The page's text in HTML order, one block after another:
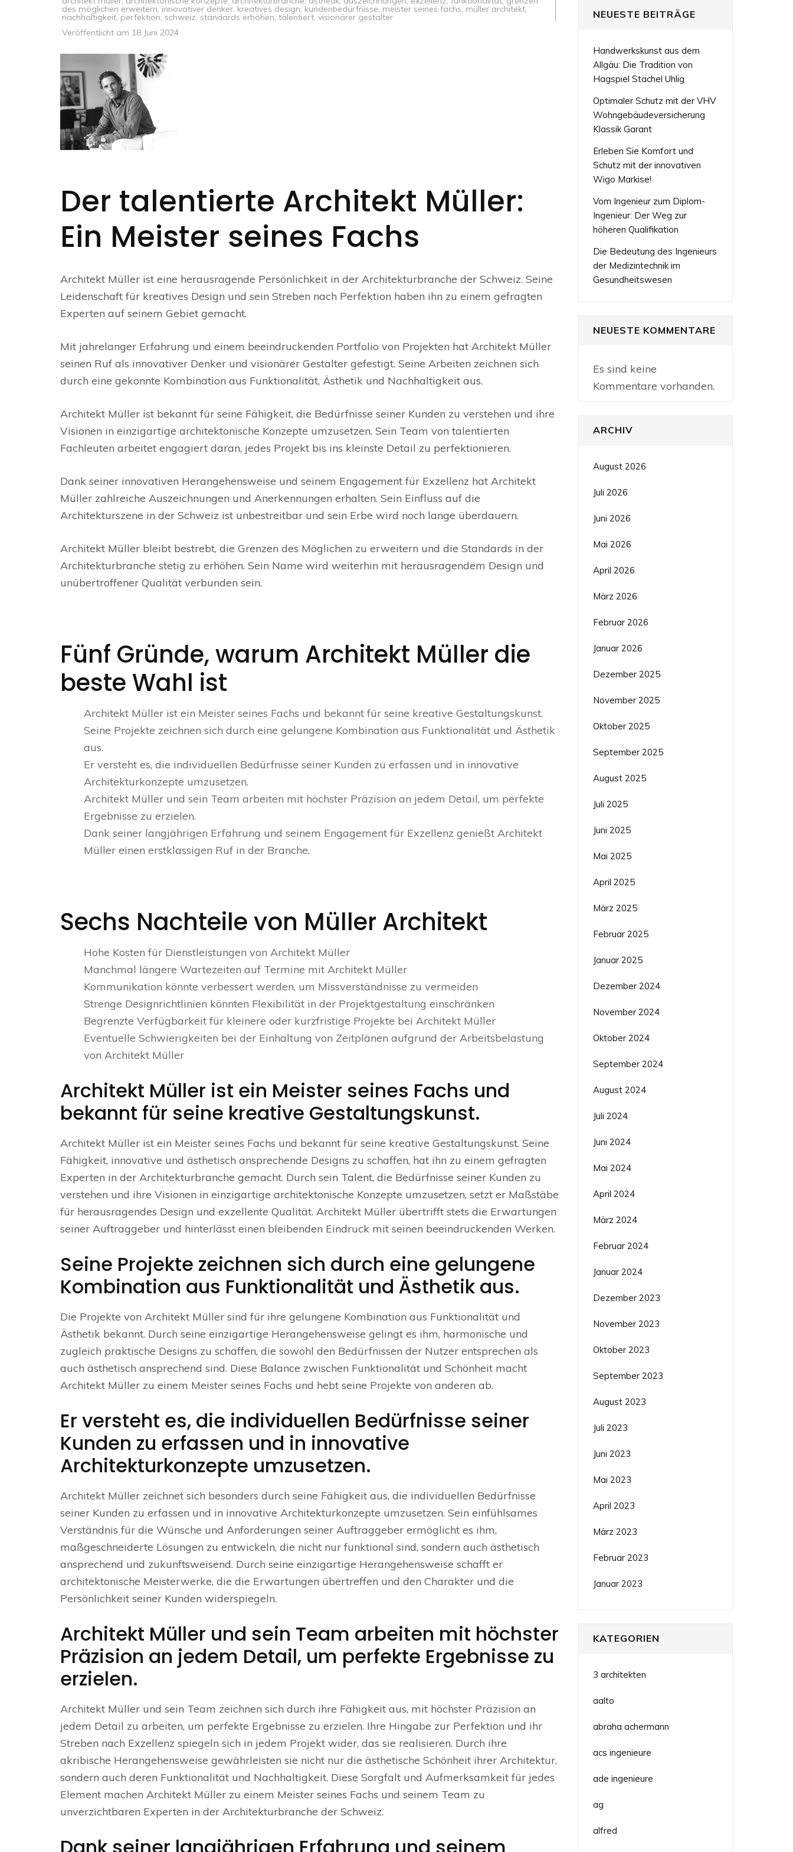
des möglichen erweitern, innovativer denker, kreatives design, kundenbedürfnisse, meister seines fachs, müller architekt,
nachhaltigkeit, perfektion, schweiz, standards erhöhen, talentiert, visionärer gestalter
Veröffentlicht am 18 Juni 2024
Der talentierte Architekt Müller:
Ein Meister seines Fachs
Architekt Müller ist eine herausragende Persönlichkeit in der Architekturbranche der Schweiz. Seine
Leidenschaft für kreatives Design und sein Streben nach Perfektion haben ihn zu einem gefragten
Experten auf seinem Gebiet gemacht.
Mit jahrelanger Erfahrung und einem beeindruckenden Portfolio von Projekten hat Architekt Müller
seinen Ruf als innovativer Denker und visionärer Gestalter gefestigt. Seine Arbeiten zeichnen sich
durch eine gekonnte Kombination aus Funktionalität, Ästhetik und Nachhaltigkeit aus.
Architekt Müller ist bekannt für seine Fähigkeit, die Bedürfnisse seiner Kunden zu verstehen und ihre
Visionen in einzigartige architektonische Konzepte umzusetzen. Sein Team von talentierten
Fachleuten arbeitet engagiert daran, jedes Projekt bis ins kleinste Detail zu perfektionieren.
Dank seiner innovativen Herangehensweise und seinem Engagement für Exzellenz hat Architekt
Müller zahlreiche Auszeichnungen und Anerkennungen erhalten. Sein Einfluss auf die
Architekturszene in der Schweiz ist unbestreitbar und sein Erbe wird noch lange überdauern.
Architekt Müller bleibt bestrebt, die Grenzen des Möglichen zu erweitern und die Standards in der
Architekturbranche stetig zu erhöhen. Sein Name wird weiterhin mit herausragendem Design und
unübertroffener Qualität verbunden sein.
Fünf Gründe, warum Architekt Müller die
beste Wahl ist
Architekt Müller ist ein Meister seines Fachs und bekannt für seine kreative Gestaltungskunst.
Seine Projekte zeichnen sich durch eine gelungene Kombination aus Funktionalität und Ästhetik
aus.
Er versteht es, die individuellen Bedürfnisse seiner Kunden zu erfassen und in innovative
Architekturkonzepte umzusetzen.
Architekt Müller und sein Team arbeiten mit höchster Präzision an jedem Detail, um perfekte
Ergebnisse zu erzielen.
Dank seiner langjährigen Erfahrung und seinem Engagement für Exzellenz genießt Architekt
Müller einen erstklassigen Ruf in der Branche.
Sechs Nachteile von Müller Architekt
Hohe Kosten für Dienstleistungen von Architekt Müller
Manchmal längere Wartezeiten auf Termine mit Architekt Müller
Kommunikation könnte verbessert werden, um Missverständnisse zu vermeiden
Strenge Designrichtlinien könnten Flexibilität in der Projektgestaltung einschränken
Begrenzte Verfügbarkeit für kleinere oder kurzfristige Projekte bei Architekt Müller
Eventuelle Schwierigkeiten bei der Einhaltung von Zeitplänen aufgrund der Arbeitsbelastung
von Architekt Müller
Architekt Müller ist ein Meister seines Fachs und
bekannt für seine kreative Gestaltungskunst.
Architekt Müller ist ein Meister seines Fachs und bekannt für seine kreative Gestaltungskunst. Seine
Fähigkeit, innovative und ästhetisch ansprechende Designs zu schaffen, hat ihn zu einem gefragten
Experten in der Architekturbranche gemacht. Durch sein Talent, die Bedürfnisse seiner Kunden zu
verstehen und ihre Visionen in einzigartige architektonische Konzepte umzusetzen, setzt er Maßstäbe
für herausragendes Design und exzellente Qualität. Architekt Müller übertrifft stets die Erwartungen
seiner Auftraggeber und hinterlässt einen bleibenden Eindruck mit seinen beeindruckenden Werken.
Seine Projekte zeichnen sich durch eine gelungene
Kombination aus Funktionalität und Ästhetik aus.
Die Projekte von Architekt Müller sind für ihre gelungene Kombination aus Funktionalität und
Ästhetik bekannt. Durch seine einzigartige Herangehensweise gelingt es ihm, harmonische und
zugleich praktische Designs zu schaffen, die sowohl den Bedürfnissen der Nutzer entsprechen als
auch ästhetisch ansprechend sind. Diese Balance zwischen Funktionalität und Schönheit macht
Architekt Müller zu einem Meister seines Fachs und hebt seine Projekte von anderen ab.
Er versteht es, die individuellen Bedürfnisse seiner
Kunden zu erfassen und in innovative
Architekturkonzepte umzusetzen.
Architekt Müller zeichnet sich besonders durch seine Fähigkeit aus, die individuellen Bedürfnisse
seiner Kunden zu erfassen und in innovative Architekturkonzepte umzusetzen. Sein einfühlsames
Verständnis für die Wünsche und Anforderungen seiner Auftraggeber ermöglicht es ihm,
maßgeschneiderte Lösungen zu entwickeln, die nicht nur funktional sind, sondern auch ästhetisch
ansprechend und zukunftsweisend. Durch seine einzigartige Herangehensweise schafft er
architektonische Meisterwerke, die die Erwartungen übertreffen und den Charakter und die
Persönlichkeit seiner Kunden widerspiegeln.
Architekt Müller und sein Team arbeiten mit höchster
Präzision an jedem Detail, um perfekte Ergebnisse zu
erzielen.
Architekt Müller und sein Team zeichnen sich durch ihre Fähigkeit aus, mit höchster Präzision an
jedem Detail zu arbeiten, um perfekte Ergebnisse zu erzielen. Ihre Hingabe zur Perfektion und ihr
Streben nach Exzellenz spiegeln sich in jedem Projekt wider, das sie realisieren. Durch ihre
akribische Herangehensweise gewährleisten sie nicht nur die ästhetische Schönheit ihrer Architektur,
sondern auch deren Funktionalität und Nachhaltigkeit. Diese Sorgfalt und Aufmerksamkeit für jedes
Element machen Architekt Müller zu einem Meister seines Fachs und seinem Team zu
unverzichtbaren Experten in der Architekturbranche der Schweiz.
NEUESTE BEITRÄGE
Handwerkskunst aus dem
Allgäu: Die Tradition von
Hagspiel Stachel Uhlig
Optimaler Schutz mit der VHV
Wohngebäudeversicherung
Klassik Garant
Erleben Sie Komfort und
Schutz mit der innovativen
Wigo Markise!
Vom Ingenieur zum Diplom-
Ingenieur: Der Weg zur
höheren Qualifikation
Die Bedeutung des Ingenieurs
der Medizintechnik im
Gesundheitswesen
NEUESTE KOMMENTARE
Es sind keine
Kommentare vorhanden.
ARCHIV
August 2026
Juli 2026
Juni 2026
Mai 2026
April 2026
März 2026
Februar 2026
Januar 2026
Dezember 2025
November 2025
Oktober 2025
September 2025
August 2025
Juli 2025
Juni 2025
Mai 2025
April 2025
März 2025
Februar 2025
Januar 2025
Dezember 2024
November 2024
Oktober 2024
September 2024
August 2024
Juli 2024
Juni 2024
Mai 2024
April 2024
März 2024
Februar 2024
Januar 2024
Dezember 2023
November 2023
Oktober 2023
September 2023
August 2023
Juli 2023
Juni 2023
Mai 2023
April 2023
März 2023
Februar 2023
Januar 2023
KATEGORIEN
3 architekten
aalto
abraha achermann
acs ingenieure
ade ingenieure
ag
alfred